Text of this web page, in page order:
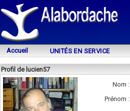
Accueil UNITÉS EN SERVICE
Profil de lucien57
Nom :
Prénom :